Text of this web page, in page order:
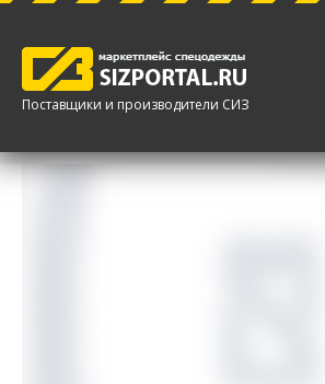
Поставщики и производители СИЗ